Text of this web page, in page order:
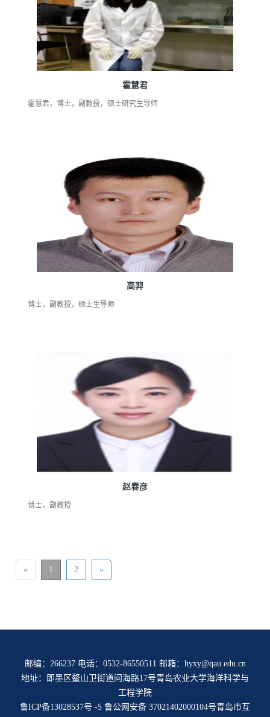
霍慧君
霍慧君，博士，副教授，硕士研究生导师
高羿
博士，副教授，硕士生导师
赵春彦
博士，副教授
« 1 2 »
邮编：266237 电话：0532-86550511 邮箱：hyxy@qau.edu.cn
地址：即墨区鳌山卫街道问海路17号青岛农业大学海洋科学与
工程学院
鲁ICP备13028537号 -5 鲁公网安备 37021402000104号青岛市互